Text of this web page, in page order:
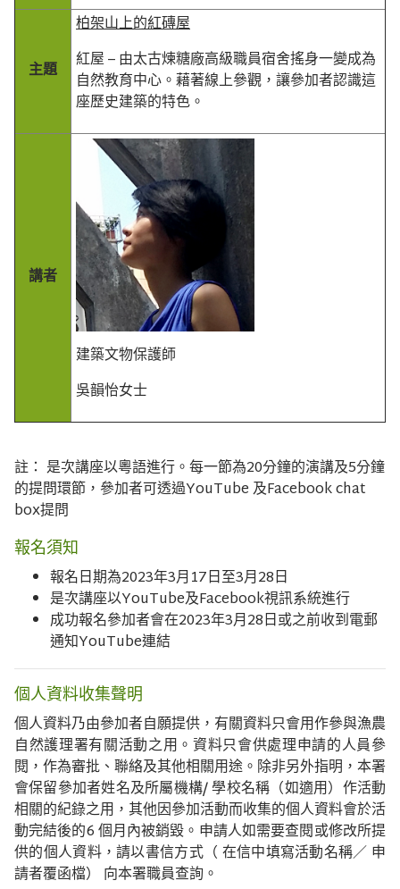
主題
柏架山上的紅磚屋
紅屋 – 由太古煉糖廠高級職員宿舍搖身一變成為
自然教育中心。藉著線上參觀，讓參加者認識這
座歷史建築的特色。
講者
建築文物保護師
吳韻怡女士
註： 是次講座以粵語進行。每一節為20分鐘的演講及5分鐘
的提問環節，參加者可透過YouTube 及Facebook chat
box提問
報名須知
報名日期為2023年3月17日至3月28日
是次講座以YouTube及Facebook視訊系統進行
成功報名參加者會在2023年3月28日或之前收到電郵
通知YouTube連結
個人資料收集聲明
個人資料乃由參加者自願提供，有關資料只會用作參與漁農
自然護理署有關活動之用。資料只會供處理申請的人員參
閱，作為審批、聯絡及其他相關用途。除非另外指明，本署
會保留參加者姓名及所屬機構/ 學校名稱（如適用）作活動
相關的紀錄之用，其他因參加活動而收集的個人資料會於活
動完結後的6 個月內被銷毀。申請人如需要查閱或修改所提
供的個人資料，請以書信方式（ 在信中填寫活動名稱／ 申
請者覆函檔） 向本署職員查詢。